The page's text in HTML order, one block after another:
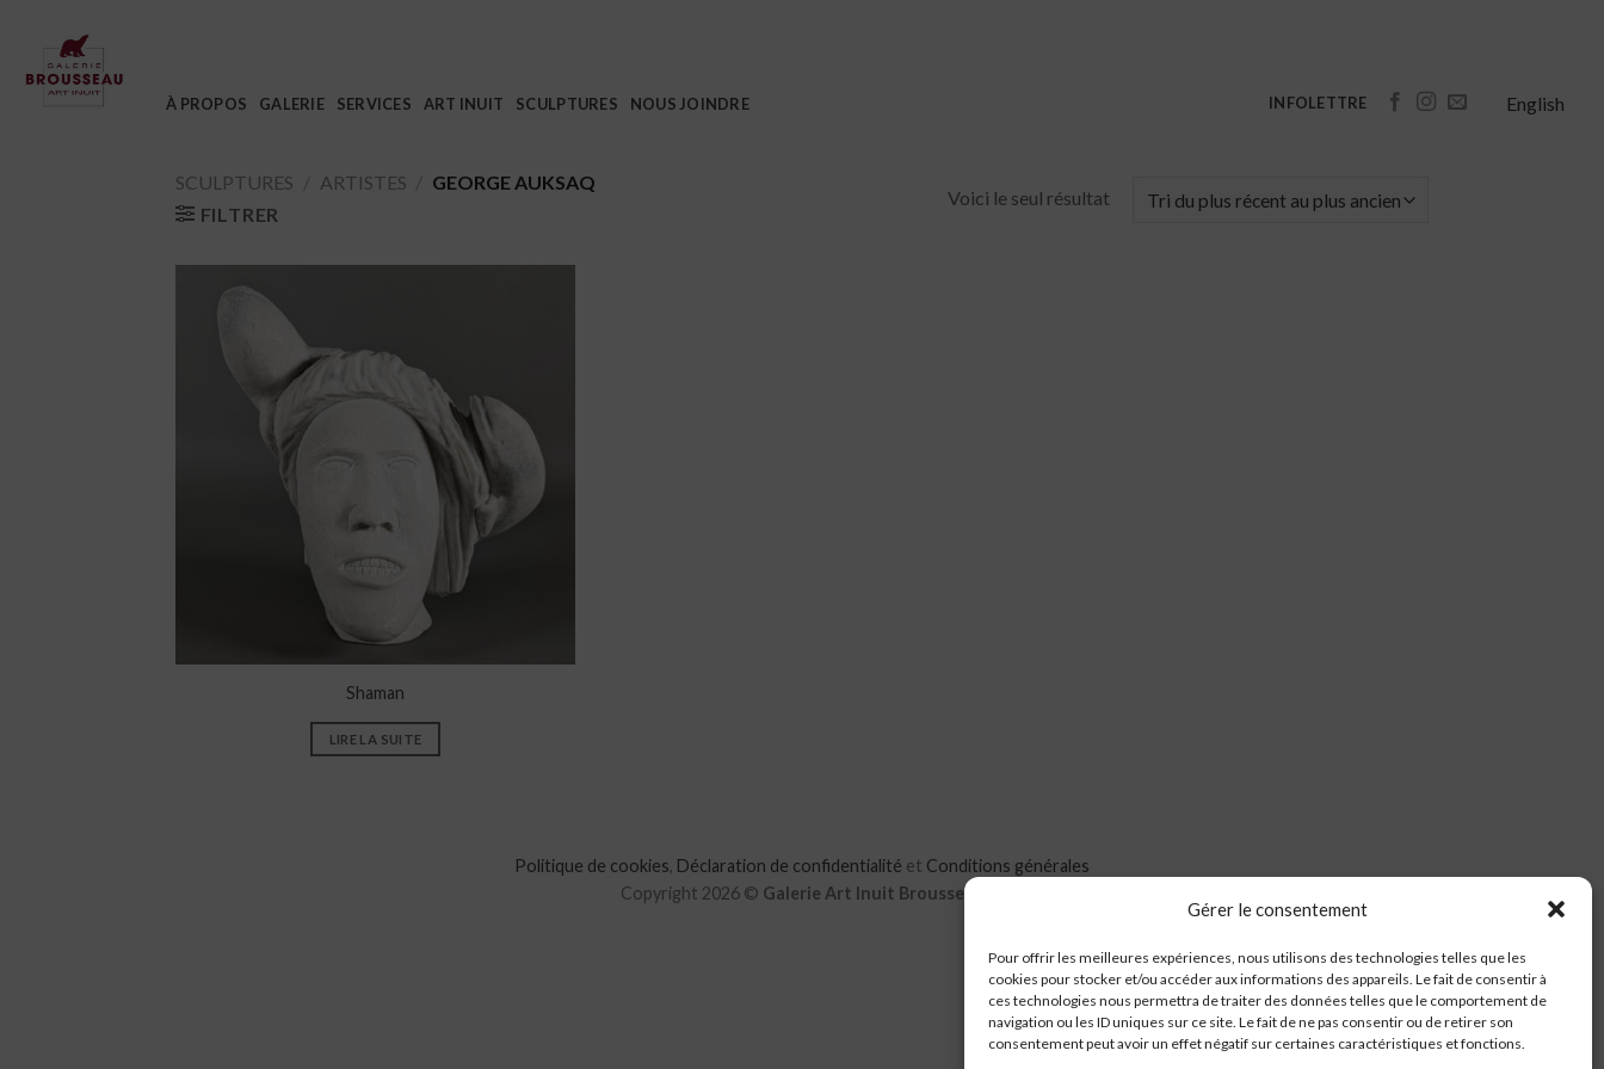
Gérer le consentement
Pour offrir les meilleures expériences, nous utilisons des technologies telles que les
cookies pour stocker et/ou accéder aux informations des appareils. Le fait de consentir à
ces technologies nous permettra de traiter des données telles que le comportement de
navigation ou les ID uniques sur ce site. Le fait de ne pas consentir ou de retirer son
consentement peut avoir un effet négatif sur certaines caractéristiques et fonctions.
contenu
À PROPOS GALERIE SERVICES ART INUIT SCULPTURES NOUS JOINDRE INFOLETTRE English
SCULPTURES ARTISTES
GEORGE AUKSAQ
FILTRER
Voici le seul résultat
Shaman
LIRE LA SUITE
Politique de cookies, Déclaration de confidentialité et Conditions générales
Copyright 2026 © Galerie Art Inuit Brousseau